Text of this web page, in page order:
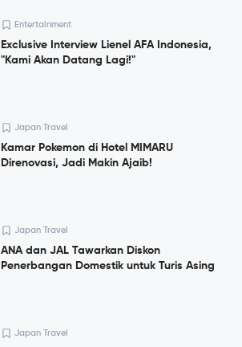
Entertainment
Exclusive Interview Lienel AFA Indonesia,
"Kami Akan Datang Lagi!"
Japan Travel
Kamar Pokemon di Hotel MIMARU
Direnovasi, Jadi Makin Ajaib!
Japan Travel
ANA dan JAL Tawarkan Diskon
Penerbangan Domestik untuk Turis Asing
Japan Travel